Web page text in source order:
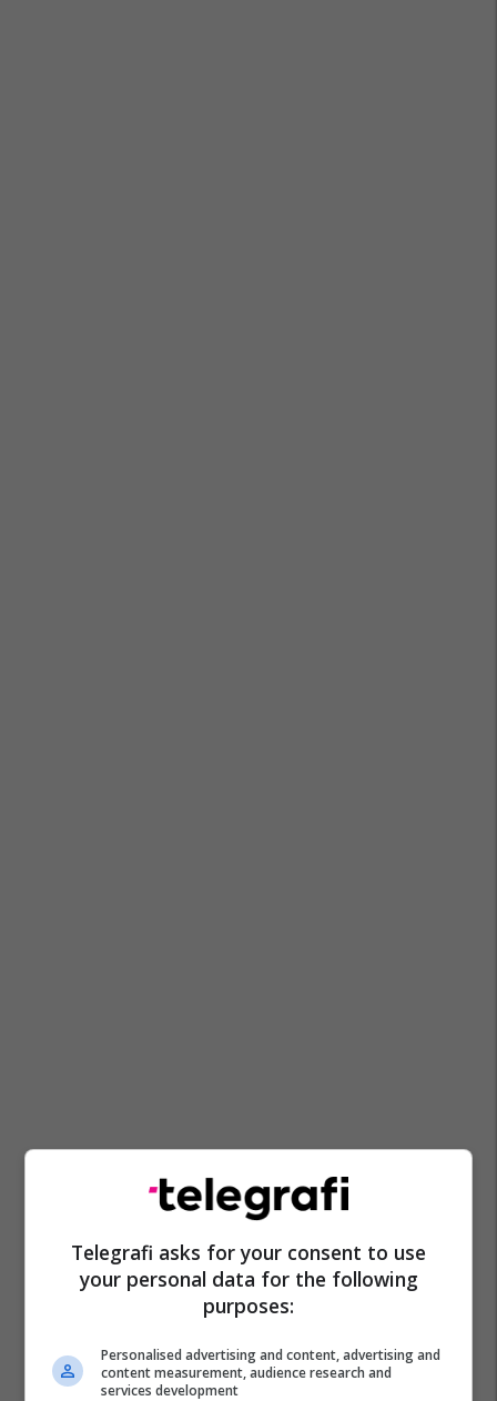
Telegrafi asks for your consent to use
your personal data for the following
purposes:
Personalised advertising and content, advertising and
content measurement, audience research and
services development